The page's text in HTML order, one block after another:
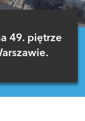
49. piętrze